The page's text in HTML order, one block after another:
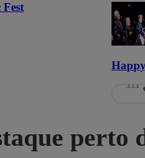
Fest Lost
121
111
perto